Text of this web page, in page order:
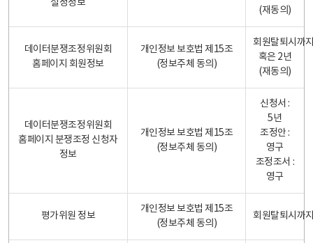
설정정보
(재동의)
데이터분쟁조정위원회
홈페이지 회원정보
개인정보 보호법 제15조
(정보주체 동의)
회원탈퇴시까
혹은 2년
(재동의)
데이터분쟁조정위원회
홈페이지 분쟁조정 신청자
정보
개인정보 보호법 제15조
(정보주체 동의)
신청서 :
5년
조정안 :
영구
조정조서 :
영구
평가위원 정보
개인정보 보호법 제15조
(정보주체 동의)
회원탈퇴시까